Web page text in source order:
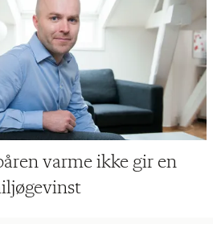
varme ikke gir en